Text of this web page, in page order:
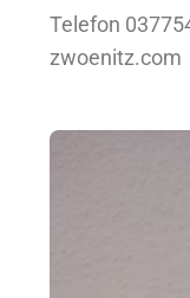
Telefon
zwoenitz.com